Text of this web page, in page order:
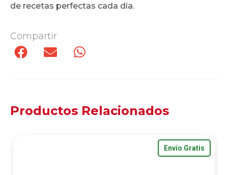
de recetas perfectas cada día.
Compartir
Productos Relacionados
Envío Gratis